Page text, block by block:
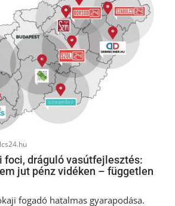
foci, dráguló vasútfejlesztés:
jut pénz vidéken – független
fogadó hatalmas gyarapodása.